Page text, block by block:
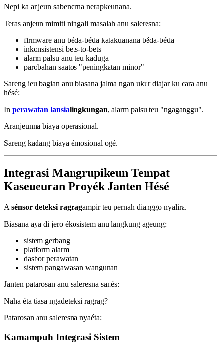
Nepi ka anjeun sabenerna nerapkeunana.
Teras anjeun mimiti ningali masalah anu saleresna:
firmware anu béda-béda kalakuanana béda-béda
inkonsistensi bets-to-bets
alarm palsu anu teu kaduga
parobahan saatos "peningkatan minor"
Sareng ieu bagian anu biasana jalma ngan ukur diajar ku cara anu
hésé:
In perawatan lansialingkungan, alarm palsu teu "ngaganggu".
Aranjeunna biaya operasional.
Sareng kadang biaya émosional ogé.
Integrasi Mangrupikeun Tempat
Kaseueuran Proyék Janten Hésé
A sénsor deteksi ragragampir teu pernah dianggo nyalira.
Biasana aya di jero ékosistem anu langkung ageung:
sistem gerbang
platform alarm
dasbor perawatan
sistem pangawasan wangunan
Janten patarosan anu saleresna sanés:
Naha éta tiasa ngadeteksi ragrag?
Patarosan anu saleresna nyaéta:
Kamampuh Integrasi Sistem